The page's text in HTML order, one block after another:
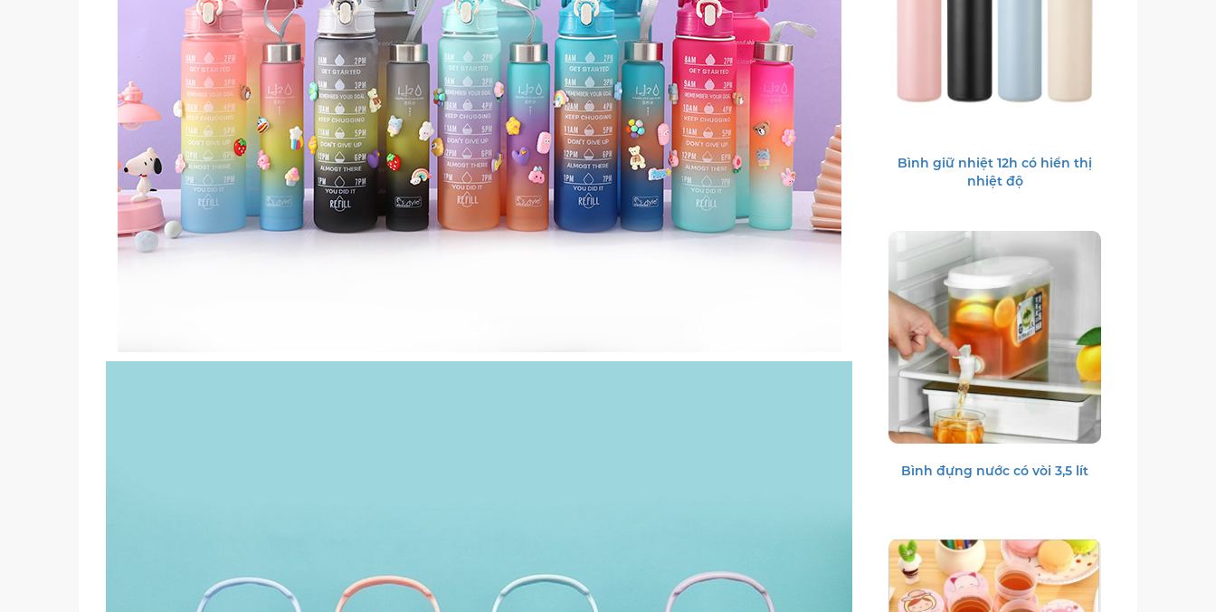
Bình giữ nhiệt 12h có hiển thị
nhiệt độ
Bình đựng nước có vòi 3,5 lít